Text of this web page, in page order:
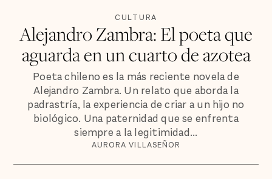
CULTURA
Alejandro Zambra: El poeta que
aguarda en un cuarto de azotea
Poeta chileno es la más reciente novela de
Alejandro Zambra. Un relato que aborda la
padrastría, la experiencia de criar a un hijo no
biológico. Una paternidad que se enfrenta
siempre a la legitimidad...
AURORA VILLASEÑOR